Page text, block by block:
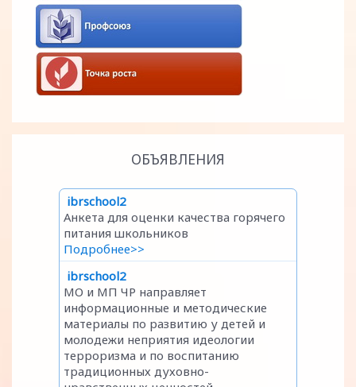
ОБЪЯВЛЕНИЯ